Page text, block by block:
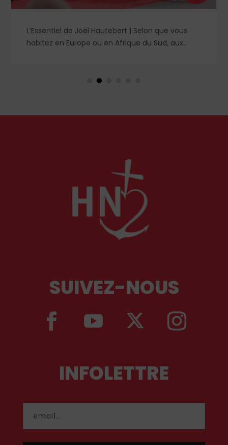
Hautebert | Selon que vous
ou en Afrique du Sud, aux
Léon XIV récemment.
Que prévoit le
l’Arcom ? Derrière
SUIVEZ-NOUS
INFOLETTRE